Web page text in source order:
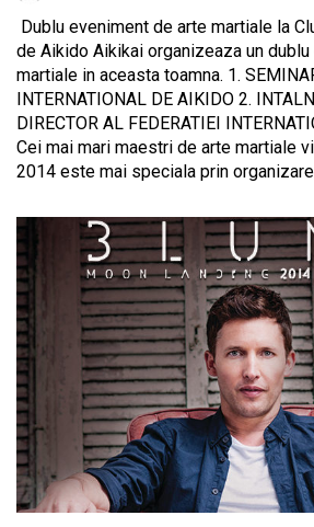
Dublu eveniment de arte martiale la
de Aikido Aikikai organizeaza un
martiale in aceasta toamna. 1.
INTERNATIONAL DE AIKIDO 2.
DIRECTOR AL FEDERATIEI
Cei mai mari maestri de arte martiale
2014 este mai speciala prin